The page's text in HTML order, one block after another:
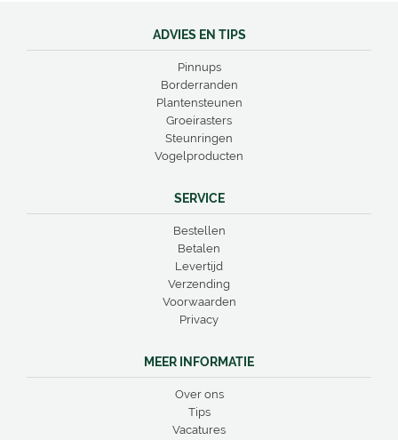
ADVIES EN TIPS
Pinnups
Borderranden
Plantensteunen
Groeirasters
Steunringen
Vogelproducten
SERVICE
Bestellen
Betalen
Levertijd
Verzending
Voorwaarden
Privacy
MEER INFORMATIE
Over ons
Tips
Vacatures